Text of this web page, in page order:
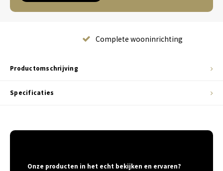
Complete wooninrichting
Productomschrijving
Specificaties
Onze producten in het echt bekijken en ervaren?